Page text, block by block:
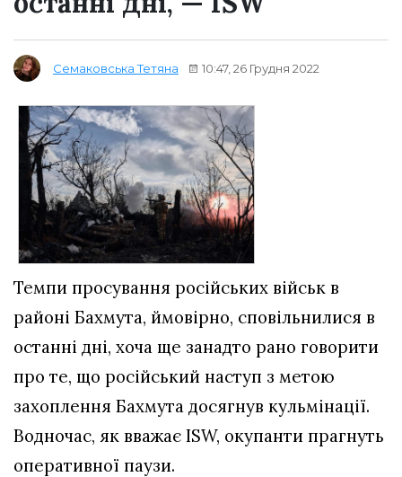
Семаковська Тетяна 10:47, 26 Грудня 2022
Темпи просування російських військ в
районі Бахмута, ймовірно, сповільнилися в
останні дні, хоча ще занадто рано говорити
про те, що російський наступ з метою
захоплення Бахмута досягнув кульмінації.
Водночас, як вважає ISW, окупанти прагнуть
оперативної паузи.